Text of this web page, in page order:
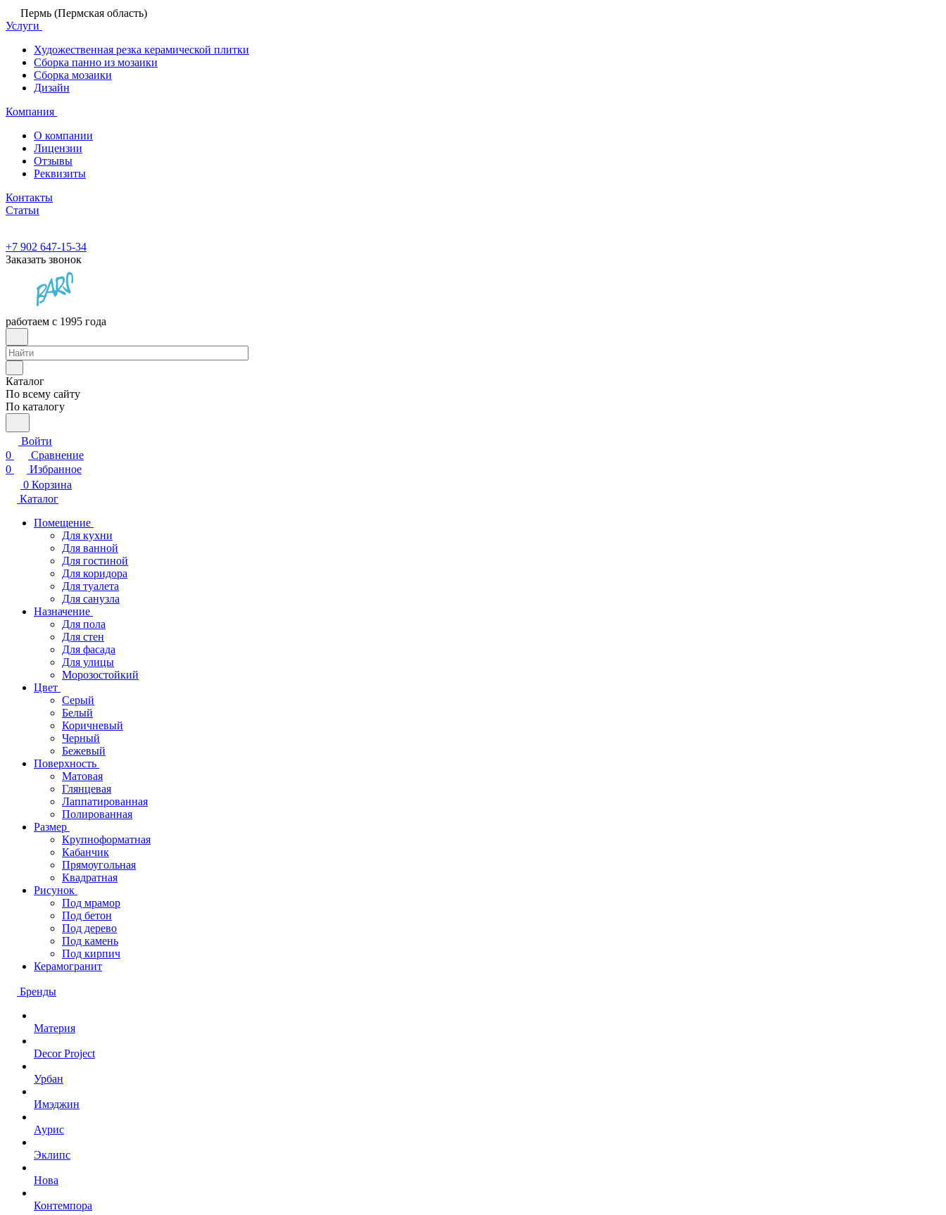
Пермь (Пермская область)
Услуги
Художественная резка керамической плитки
Сборка панно из мозаики
Сборка мозаики
Дизайн
Компания
О компании
Лицензии
Отзывы
Реквизиты
Контакты
Статьи
+7 902 647-15-34
Заказать звонок
работаем с 1995 года
Каталог
По всему сайту
По каталогу
Войти
0
Сравнение
0
Избранное
0 Корзина
Каталог
Помещение
Для кухни
Для ванной
Для гостиной
Для коридора
Для туалета
Для санузла
Назначение
Для пола
Для стен
Для фасада
Для улицы
Морозостойкий
Цвет
Серый
Белый
Коричневый
Черный
Бежевый
Поверхность
Матовая
Глянцевая
Лаппатированная
Полированная
Размер
Крупноформатная
Кабанчик
Прямоугольная
Квадратная
Рисунок
Под мрамор
Под бетон
Под дерево
Под камень
Под кирпич
Керамогранит
Бренды
Материя
Decor Project
Урбан
Имэджин
Аурис
Эклипс
Нова
Контемпора